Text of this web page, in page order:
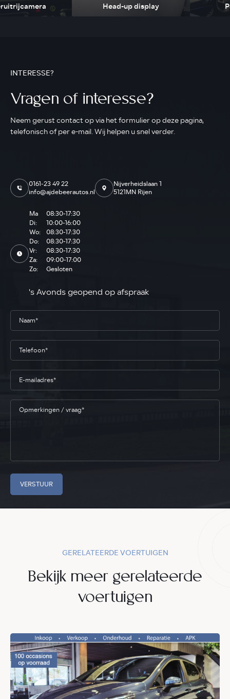
Head-up display
INTERESSE?
Vragen of interesse?
Neem gerust contact op via het formulier op deze pagina,
telefonisch of per e-mail. Wij helpen u snel verder.
0161-23 49 22
info@ajdebeerautos.nl
Nijverheidslaan 1
5121MN Rijen
Ma
08:30-17:30
Di:
10:00-16:00
Wo:
08:30-17:30
Do:
08:30-17:30
Vr:
08:30-17:30
Za:
09:00-17:00
Zo:
Gesloten
's Avonds geopend op afspraak
VERSTUUR
GERELATEERDE VOERTUIGEN
Bekijk meer gerelateerde
voertuigen